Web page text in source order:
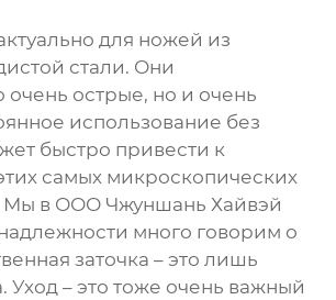
для ножей из
стали. Они
очень острые, но и очень
использование без
быстро привести к
самых микроскопических
в ООО Чжуншань Хайвэй
много говорим о
заточка – это лишь
Уход – это тоже очень важный